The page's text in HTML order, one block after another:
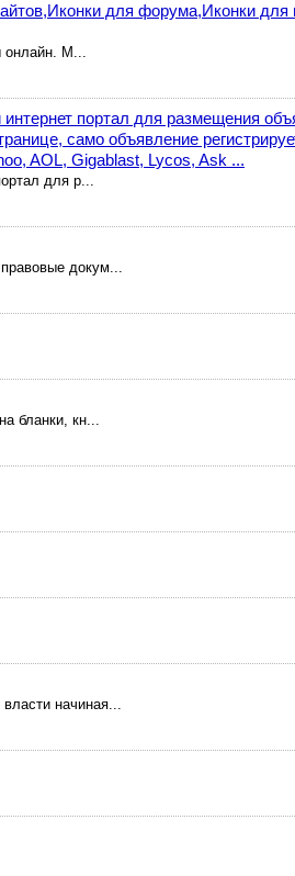
для форума,Иконки для
онлайн. М...
портал для размещения
само объявление
AOL, Gigablast, Lycos, Ask ...
для р...
докум...
бланки, кн...
начиная...